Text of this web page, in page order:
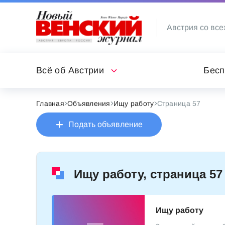
Австрия со
Всё об Австрии
Главная Объявления Ищу работу Страница 57
Подать объявление
Ищу работу, страница 57
Ищу работу